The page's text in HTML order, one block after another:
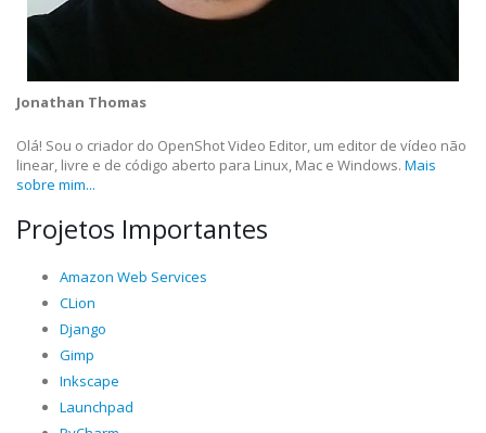
Jonathan Thomas
Olá! Sou o criador do OpenShot Video Editor, um editor de vídeo não
linear, livre e de código aberto para Linux, Mac e Windows. Mais
sobre mim...
Projetos Importantes
Amazon Web Services
CLion
Django
Gimp
Inkscape
Launchpad